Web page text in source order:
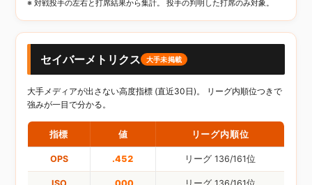
※ 対戦投手の左右と打席結果から集計。 投手の判明した打席のみ対象。
セイバーメトリクス 大手未掲載
大手メディアが出さない高度指標 (直近30日)。 リーグ内順位つきで
強みが一目で分かる。
指標 値 リーグ内順位
OPS .452 リーグ 136/161位